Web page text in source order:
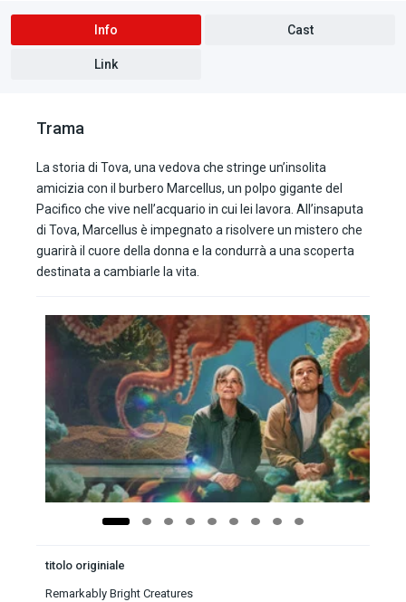
Info Cast
Link
Trama
La storia di Tova, una vedova che stringe un’insolita
amicizia con il burbero Marcellus, un polpo gigante del
Pacifico che vive nell’acquario in cui lei lavora. All’insaputa
di Tova, Marcellus è impegnato a risolvere un mistero che
guarirà il cuore della donna e la condurrà a una scoperta
destinata a cambiarle la vita.
titolo originiale
Remarkably Bright Creatures